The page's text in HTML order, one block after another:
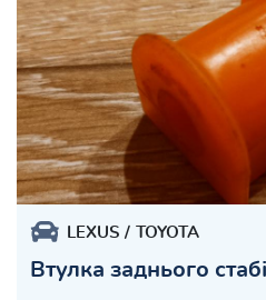
LEXUS TOYOTA
Втулка заднього